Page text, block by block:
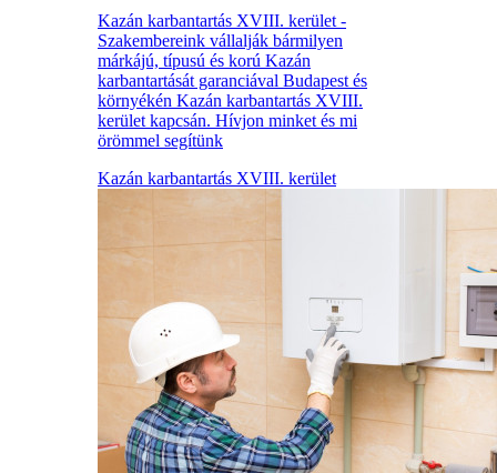
Kazán karbantartás XVIII. kerület -
Szakembereink vállalják bármilyen
márkájú, típusú és korú Kazán
karbantartását garanciával Budapest és
környékén Kazán karbantartás XVIII.
kerület kapcsán. Hívjon minket és mi
örömmel segítünk
Kazán karbantartás XVIII. kerület